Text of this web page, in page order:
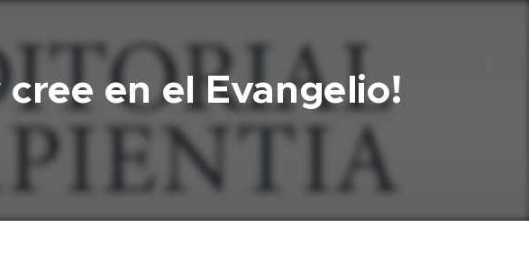
en el Evangelio!